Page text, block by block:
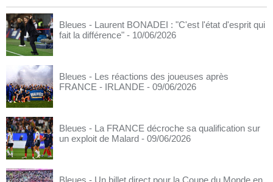
Bleues - Laurent BONADEI : "C'est l'état d'esprit qui
fait la différence" - 10/06/2026
Bleues - Les réactions des joueuses après
FRANCE - IRLANDE - 09/06/2026
Bleues - La FRANCE décroche sa qualification sur
un exploit de Malard - 09/06/2026
Bleues - Un billet direct pour la Coupe du Monde en